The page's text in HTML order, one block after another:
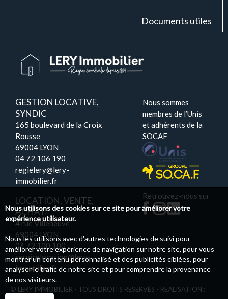
Documents utiles
GESTION LOCATIVE,
SYNDIC
165 boulevard de la Croix
Rousse
69004 LYON
04 72 106 190
regielery@lery-
immobilier.fr
LOCATION, VENTE,
ACHAT
4 rue Villeneuve
69004 LYON
04 72 100 100
servicelocation@lery-
immobilier.fr
Nous sommes
membres de l’Unis
et adhérents de la
SOCAF
Retrouvez-nous sur
© LERY IMMOBILIER - TOUS DROITS RÉSERVÉS - RÉALISATION :
Nous utilisons des cookies sur ce site pour améliorer votre
expérience utilisateur.
Nous les utilisons avec d'autres technologies de suivi pour
améliorer votre expérience de navigation sur notre site, pour vous
montrer un contenu personnalisé et des publicités ciblées, pour
analyser le trafic de notre site et pour comprendre la provenance
de nos visiteurs.